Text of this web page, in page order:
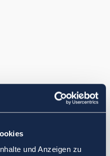
und Anzeigen zu